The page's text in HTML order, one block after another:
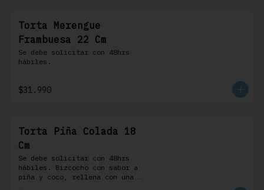
Torta Merengue
Frambuesa 22 Cm
Se debe solicitar con 48hrs
hábiles.
$31.990
Torta Piña Colada 18
Cm
Se debe solicitar con 48hrs
hábiles. Bizcocho con sabor a
piña y coco, rellena con una